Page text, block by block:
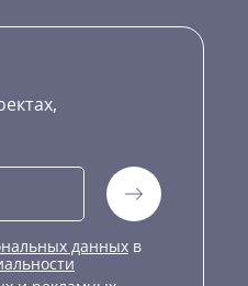
данных в